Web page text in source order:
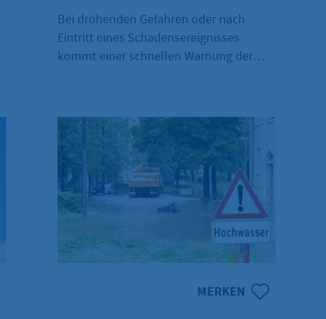
Bei drohenden Gefahren oder nach
Eintritt eines Schadensereignisses
kommt einer schnellen Warnung der
MERKEN